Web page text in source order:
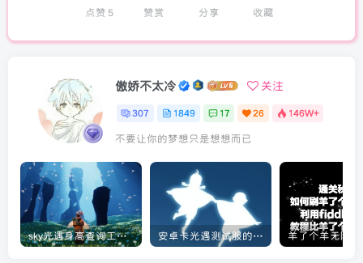
点赞 5 赞赏 分享 收藏
傲娇不太冷 关注
307 1849 17 26 146W+
不要让你的梦想只是想想而已
sky光遇身高查询工具教程[实用工具] 安卓卡光遇测试服的教程[光遇]